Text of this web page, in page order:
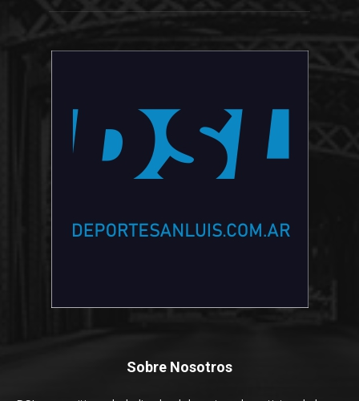
Sobre Nosotros